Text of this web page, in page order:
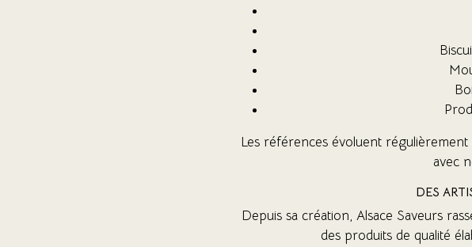
Les références évoluent
avec
DES
Depuis sa création, Alsace Saveurs
des produits de qualité